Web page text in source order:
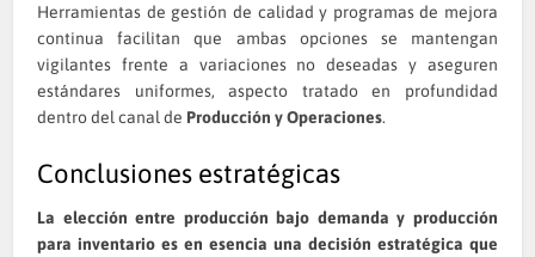
Herramientas de gestión de calidad y programas de mejora
continua facilitan que ambas opciones se mantengan
vigilantes frente a variaciones no deseadas y aseguren
estándares uniformes, aspecto tratado en profundidad
dentro del canal de Producción y Operaciones.
Conclusiones estratégicas
La elección entre producción bajo demanda y producción
para inventario es en esencia una decisión estratégica que